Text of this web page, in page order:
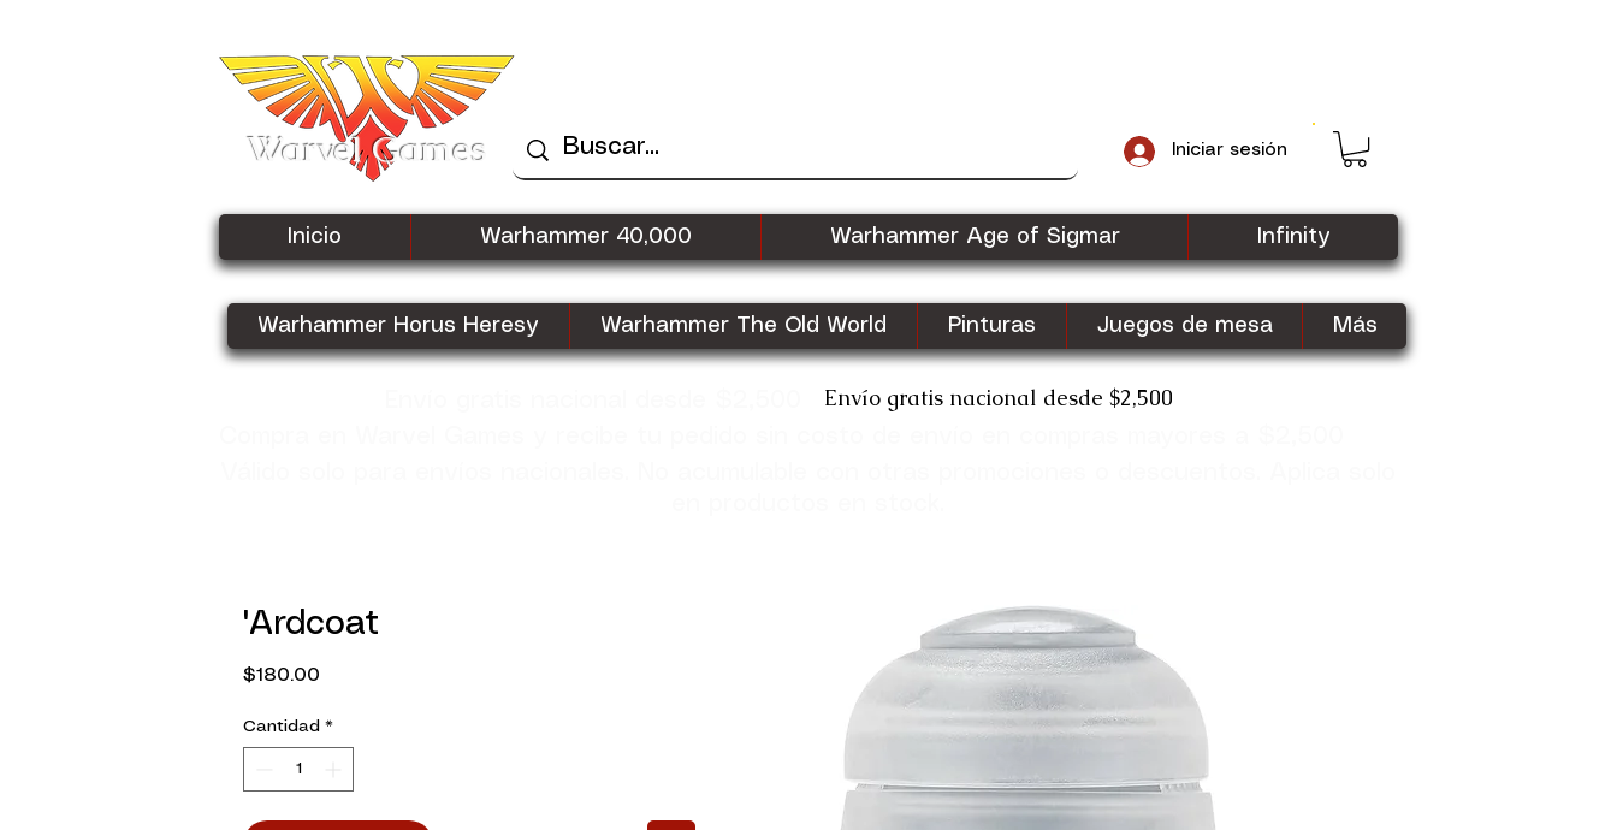
Warvel Games Iniciar sesión
Inicio Warhammer 40,000 Warhammer Age of Sigmar Infinity
Warhammer Horus Heresy Warhammer The Old World Pinturas Juegos de mesa Más
Envío gratis nacional desde $2,500
'Ardcoat
$180.00
Cantidad *